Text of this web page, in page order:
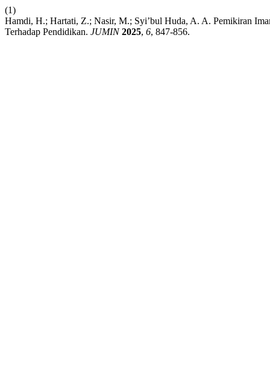
(1)
Hamdi, H.; Hartati, Z.; Nasir, M.; Syi’bul Huda, A. A. Pemikiran
Terhadap Pendidikan. JUMIN 2025, 6, 847-856.